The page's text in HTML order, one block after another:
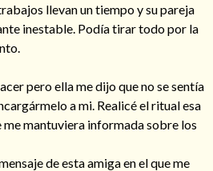
llevan un tiempo y su pareja
inestable. Podía tirar todo por la
pero ella me dijo que no se sentía
a mi. Realicé el ritual esa
me mantuviera informada sobre los
de esta amiga en el que me